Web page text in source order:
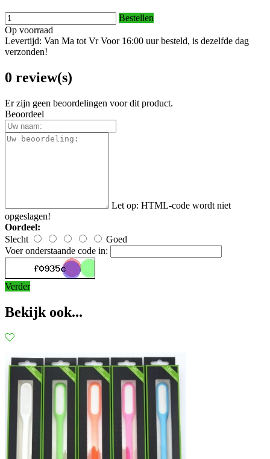
Bestellen
Op voorraad
Levertijd: Van Ma tot Vr Voor 16:00 uur besteld, is dezelfde dag
verzonden!
0 review(s)
Er zijn geen beoordelingen voor dit product.
Beoordeel
Let op: HTML-code wordt niet
opgeslagen!
Oordeel:
Slecht
Goed
Voer onderstaande code in:
Verder
Bekijk ook...